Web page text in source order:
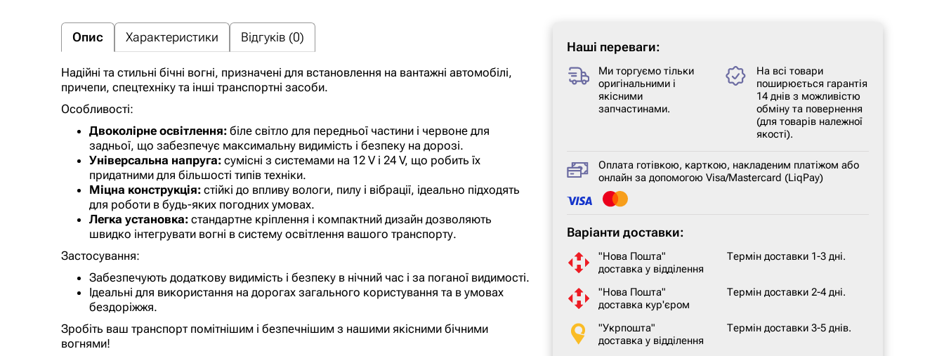
Опис Характеристики Відгуків (0)
Надійні та стильні бічні вогні, призначені для встановлення на вантажні автомобілі,
причепи, спецтехніку та інші транспортні засоби.
Особливості:
Двоколірне освітлення: біле світло для передньої частини і червоне для
задньої, що забезпечує максимальну видимість і безпеку на дорозі.
Універсальна напруга: сумісні з системами на 12 V і 24 V, що робить їх
придатними для більшості типів техніки.
Міцна конструкція: стійкі до впливу вологи, пилу і вібрації, ідеально підходять
для роботи в будь-яких погодних умовах.
Легка установка: стандартне кріплення і компактний дизайн дозволяють
швидко інтегрувати вогні в систему освітлення вашого транспорту.
Застосування:
Забезпечують додаткову видимість і безпеку в нічний час і за поганої видимості.
Ідеальні для використання на дорогах загального користування та в умовах
бездоріжжя.
Зробіть ваш транспорт помітнішим і безпечнішим з нашими якісними бічними
вогнями!
Наші переваги:
Ми торгуємо тільки
оригінальними і
якісними
запчастинами.
На всі товари
поширюється гарантія
14 днів з можливістю
обміну та повернення
(для товарів належної
якості).
Оплата готівкою, карткою, накладеним платіжом або
онлайн за допомогою Visa/Mastercard (LiqPay)
Варіанти доставки:
"Нова Пошта"
доставка у відділення
Термін доставки 1-3 дні.
"Нова Пошта"
доставка кур'єром
Термін доставки 2-4 дні.
"Укрпошта"
доставка у відділення
Термін доставки 3-5 днів.